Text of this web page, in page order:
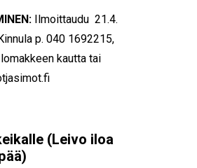
Ilmoittaudu 21.4.
p. 040 1692215,
kautta tai
(Leivo iloa